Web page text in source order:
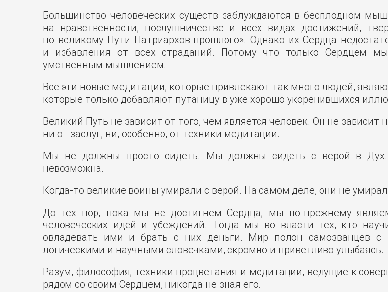
Большинство человеческих существ заблуждаются в бесплодном
на нравственности, послушничестве и всех видах достижений,
по великому Пути Патриархов прошлого». Однако их Сердца
и избавления от всех страданий. Потому что только Сердцем
умственным мышлением.
Все эти новые медитации, которые привлекают так много людей,
которые только добавляют путаницу в уже хорошо укоренившихся
Великий Путь не зависит от того, чем является человек. Он не
ни от заслуг, ни, особенно, от техники медитации.
Мы не должны просто сидеть. Мы должны сидеть с верой в Дух.
невозможна.
Когда-то великие воины умирали с верой. На самом деле, они не
До тех пор, пока мы не достигнем Сердца, мы по-прежнему
человеческих идей и убеждений. Тогда мы во власти тех, кто
овладевать ими и брать с них деньги. Мир полон самозванцев
логическими и научными словечками, скромно и приветливо улыбаясь.
Разум, философия, техники процветания и медитации, ведущие к
рядом со своим Сердцем, никогда не зная его.